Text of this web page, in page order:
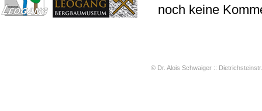
noch keine
© Dr. Alois Schwaiger ::